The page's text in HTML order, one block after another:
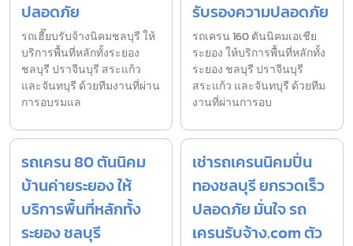
ปลอดภัย
รถเฮี๊ยบรับจ้างนิคมชลบุรี ให้
บริการพื้นที่หลักทั้งระยอง
ชลบุรี ปราจีนบุรี สระแก้ว
และจันทบุรี ด้วยทีมงานที่ผ่าน
การอบรมแล
รับรองความปลอดภัย
รถเครน 160 ตันนิคมเอเชีย
ระยอง ให้บริการพื้นที่หลักทั้ง
ระยอง ชลบุรี ปราจีนบุรี
สระแก้ว และจันทบุรี ด้วยทีม
งานที่ผ่านการอบ
รถเครน 80 ตันนิคม
บ้านค่ายระยอง ให้
บริการพื้นที่หลักทั้ง
ระยอง ชลบุรี
เช่ารถเครนนิคมปิ่น
ทองชลบุรี ยกรวดเร็ว
ปลอดภัย มั่นใจ รถ
เครนรับจ้าง.com ตัว